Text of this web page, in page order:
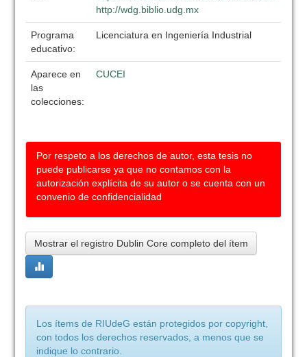
http://wdg.biblio.udg.mx
Programa
educativo:
Licenciatura en Ingeniería Industrial
Aparece en
las
colecciones:
CUCEI
Por respeto a los derechos de autor, esta tesis no
puede publicarse ya que no contamos con la
autorización explícita de su autor o se cuenta con un
convenio de confidencialidad
Mostrar el registro Dublin Core completo del ítem
Los ítems de RIUdeG están protegidos por copyright,
con todos los derechos reservados, a menos que se
indique lo contrario.